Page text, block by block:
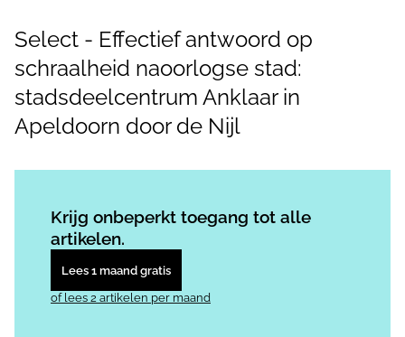
Select - Effectief antwoord op
schraalheid naoorlogse stad:
stadsdeelcentrum Anklaar in
Apeldoorn door de Nijl
Krijg onbeperkt toegang tot alle
artikelen.
Lees 1 maand gratis
of lees 2 artikelen per maand